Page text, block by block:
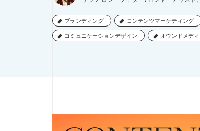
デザインシンキング ブック
ブランディング
ブランディング コンテンツマーケティング
コンテンツマーケティング
コミュニケーションデザイン
コミュニケーションデザイン オウンドメディ
オウンドメディ